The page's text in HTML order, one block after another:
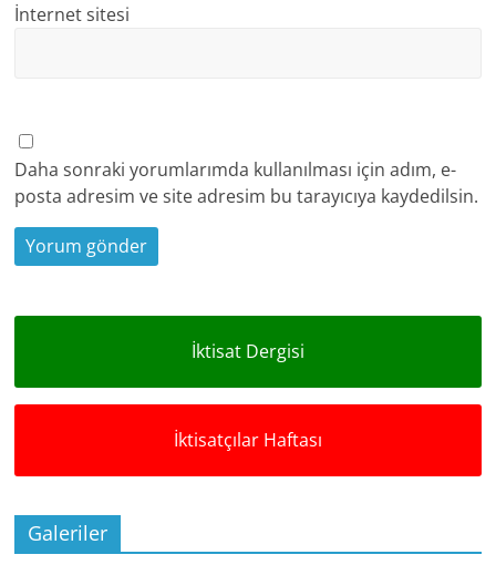
İnternet sitesi
Daha sonraki yorumlarımda kullanılması için adım, e-
posta adresim ve site adresim bu tarayıcıya kaydedilsin.
İktisat Dergisi
İktisatçılar Haftası
Galeriler